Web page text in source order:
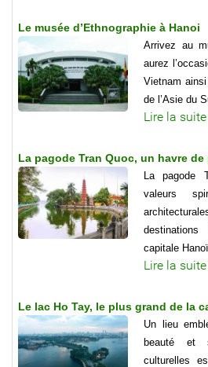
Le musée d’Ethnographie à Hanoi
Arrivez au
aurez
Vietnam
de l’Asie du
Lire la suite
La pagode Tran Quoc, un havre de
La pagode
valeurs
capitale Hanoï.
Lire la suite
Le lac Ho Tay, le plus grand de la
Un lieu
beauté et
culturelles